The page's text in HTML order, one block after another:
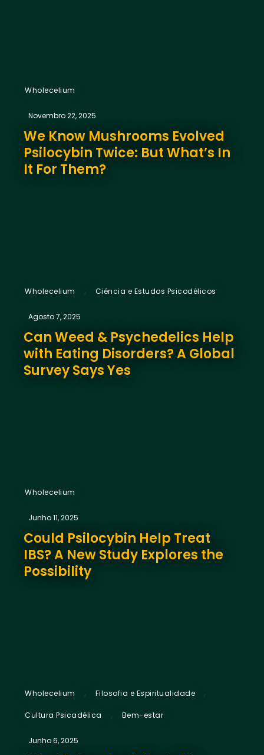
Wholecelium
Novembro 22, 2025
We Know Mushrooms Evolved
Psilocybin Twice: But What’s In
It For Them?
Wholecelium , Ciência e Estudos Psicodélicos
Agosto 7, 2025
Can Weed & Psychedelics Help
with Eating Disorders? A Global
Survey Says Yes
Wholecelium
Junho 11, 2025
Could Psilocybin Help Treat
IBS? A New Study Explores the
Possibility
Wholecelium , Filosofia e Espiritualidade ,
Cultura Psicadélica , Bem-estar
Junho 6, 2025